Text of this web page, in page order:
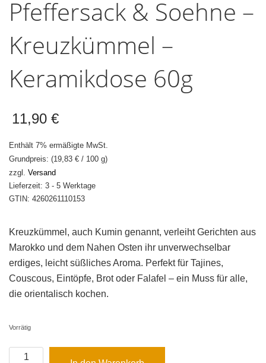
Pfeffersack & Soehne –
Kreuzkümmel –
Keramikdose 60g
11,90 €
Enthält 7% ermäßigte MwSt.
Grundpreis: (19,83 € / 100 g)
zzgl. Versand
Lieferzeit: 3 - 5 Werktage
GTIN: 4260261110153
Kreuzkümmel, auch Kumin genannt, verleiht Gerichten aus
Marokko und dem Nahen Osten ihr unverwechselbar
erdiges, leicht süßliches Aroma. Perfekt für Tajines,
Couscous, Eintöpfe, Brot oder Falafel – ein Muss für alle,
die orientalisch kochen.
Vorrätig
Pfeffersack